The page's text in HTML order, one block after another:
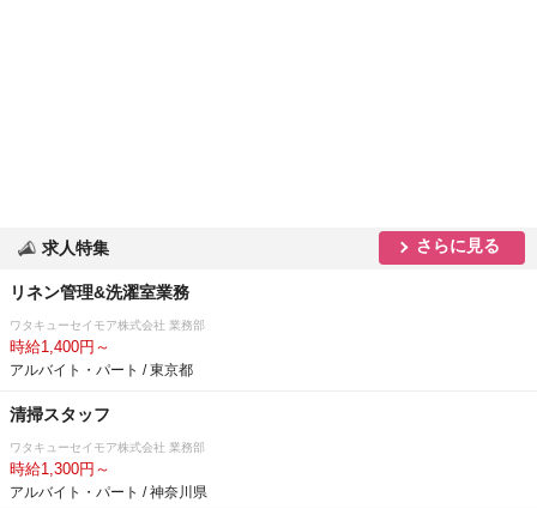
求人特集 さらに見る
リネン管理&洗濯室業務
ワタキューセイモア株式会社 業務部
時給1,400円～
アルバイト・パート / 東京都
清掃スタッフ
ワタキューセイモア株式会社 業務部
時給1,300円～
アルバイト・パート / 神奈川県